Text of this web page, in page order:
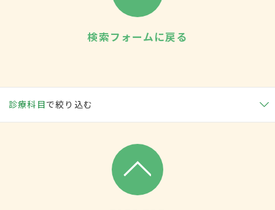
検索フォームに戻る
診療科目で絞り込む